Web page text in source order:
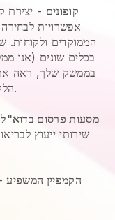
קופונים - יצירת
אפשרויות
הממוקדים ולקוחות.
בכלים שונים (אנו
בממשק שלך, ראה את
הלקוחות שפדו את הקופון.
מסעות פרסום בדוא"ל
שירותי ייעוץ
הקמפיין המשפיע-